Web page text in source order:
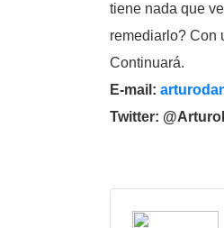
tiene nada que
remediarlo? Con
Continuará.
E-mail:
Twitter: